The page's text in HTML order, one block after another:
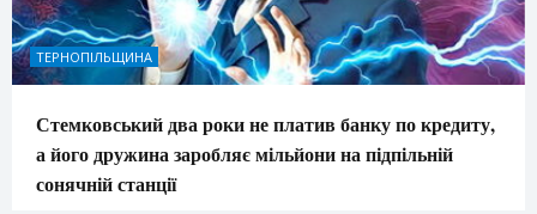
ТЕРНОПІЛЬЩИНА
Стемковський два роки не платив банку по кредиту,
а його дружина заробляє мільйони на підпільній
сонячній станції